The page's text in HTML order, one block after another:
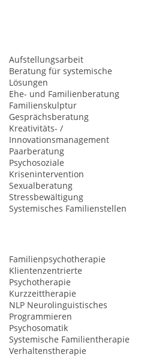
Aufstellungsarbeit
Beratung für systemische
Lösungen
Ehe- und Familienberatung
Familienskulptur
Gesprächsberatung
Kreativitäts- /
Innovationsmanagement
Paarberatung
Psychosoziale
Krisenintervention
Sexualberatung
Stressbewältigung
Systemisches Familienstellen
Familienpsychotherapie
Klientenzentrierte
Psychotherapie
Kurzzeittherapie
NLP Neurolinguistisches
Programmieren
Psychosomatik
Systemische Familientherapie
Verhaltenstherapie